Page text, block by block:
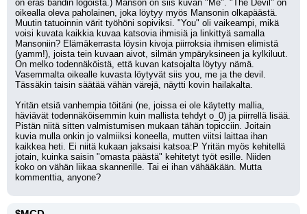
on eräs bändin logoista.) Manson on siis kuvan "Me". "The Devil" on
oikealla oleva paholainen, joka löytyy myös Mansonin olkapäästä.
Muutin tatuoinnin värit työhöni sopiviksi. "You" oli vaikeampi, mikä
voisi kuvata kaikkia kuvaa katsovia ihmisiä ja linkittyä samalla
Mansoniin? Elämäkerrasta löysin kivoja piirroksia ihmisen elimistä
(yamm!), joista tein kuvaan aivot, silmän ympäryksineen ja kylkiluut.
On melko todennäköistä, että kuvan katsojalta löytyy nämä.
Vasemmalta oikealle kuvasta löytyvät siis you, me ja the devil.
Tässäkin taisin säätää vähän värejä, näytti kovin hailakalta.
Yritän etsiä vanhempia töitäni (ne, joissa ei ole käytetty mallia,
häviävät todennäköisemmin kuin mallista tehdyt o_0) ja piirrellä lisää.
Pistän niitä sitten valmistumisen mukaan tähän topicciin. Joitain
kuvia mulla onkin jo valmiiksi koneella, mutten viitsi laittaa ihan
kaikkea heti. Ei niitä kukaan jaksaisi katsoa:P Yritän myös kehitellä
jotain, kuinka saisin "omasta päästä" kehitetyt työt esille. Niiden
koko on vähän liikaa skannerille. Tai ei ihan vähääkään. Mutta
kommenttia, anyone?